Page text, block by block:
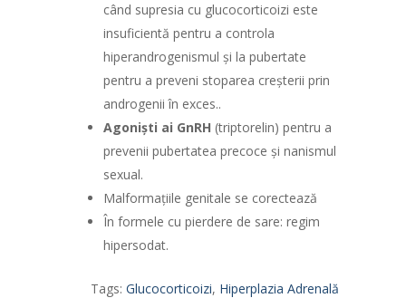
când supresia cu glucocorticoizi este
insuficientă pentru a controla
hiperandrogenismul și la pubertate
pentru a preveni stoparea creşterii prin
androgenii în exces..
Agonişti ai GnRH (triptorelin) pentru a
prevenii pubertatea precoce şi nanismul
sexual.
Malformaţiile genitale se corec­tează
În formele cu pierdere de sare: regim
hipersodat.
Tags: Glucocorticoizi, Hiperplazia Adrenală